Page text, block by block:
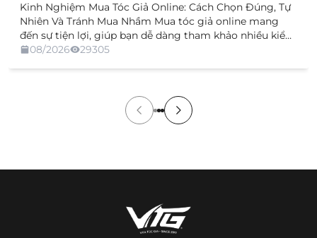
Kinh Nghiệm Mua Tóc Giả Online: Cách Chọn Đúng, Tự
Nhiên Và Tránh Mua Nhầm Mua tóc giả online mang
đến sự tiện lợi, giúp bạn dễ dàng tham khảo nhiều kiểu
dáng, chất liệu và mức giá mà không cần trực tiếp đến
08/2026 29305